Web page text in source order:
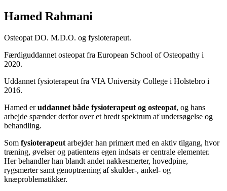
Hamed Rahmani
Osteopat DO. M.D.O. og fysioterapeut.
Færdiguddannet osteopat fra European School of Osteopathy i
2020.
Uddannet fysioterapeut fra VIA University College i Holstebro i
2016.
Hamed eruddannet både fysioterapeut og osteopat, og hans
arbejde spænder derfor over et bredt spektrum af undersøgelse og
behandling.
Som fysioterapeut arbejder han primært med en aktiv tilgang, hvor
træning, øvelser og patientens egen indsats er centrale elementer.
Her behandler han blandt andet nakkesmerter, hovedpine,
rygsmerter samt genoptræning af skulder-, ankel- og
knæproblematikker.